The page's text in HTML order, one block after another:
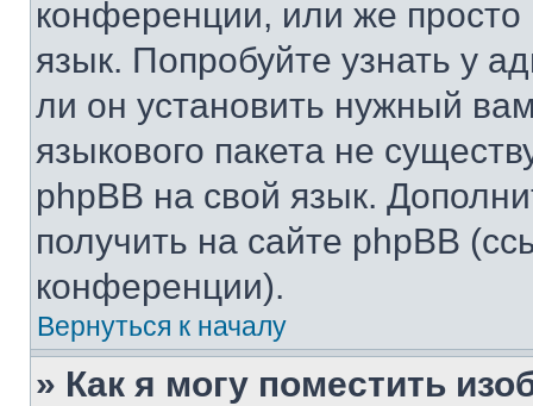
конференции, или же
язык. Попробуйте узнать у
ли он установить нужный
языкового пакета не
phpBB на свой язык.
получить на сайте phpBB
конференции).
Вернуться к началу
» Как я могу поместить